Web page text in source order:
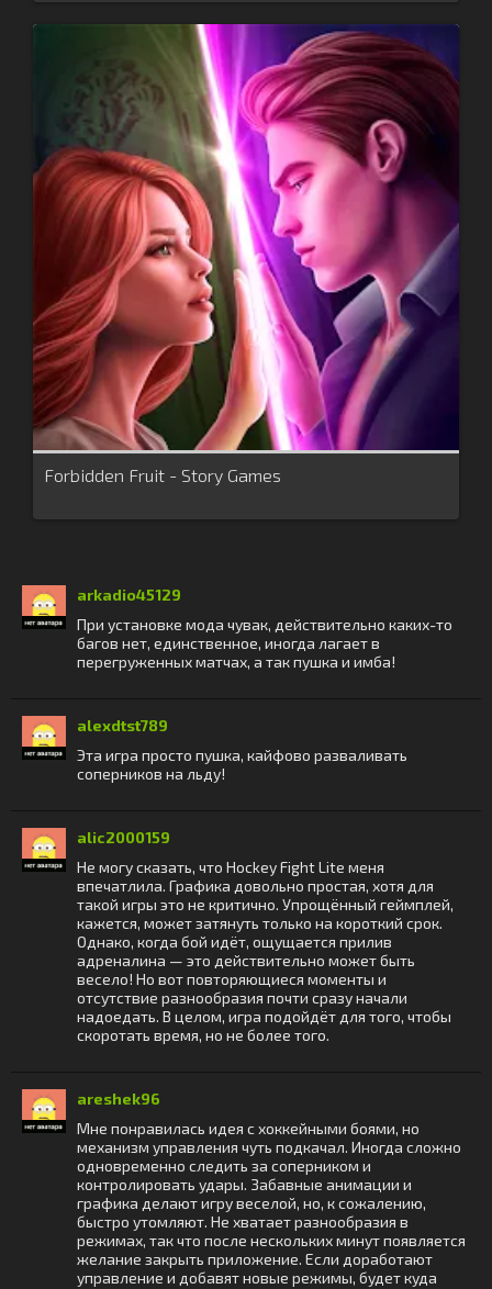
Forbidden Fruit - Story Games
arkadio45129
При установке мода чувак, действительно каких-то
багов нет, единственное, иногда лагает в
перегруженных матчах, а так пушка и имба!
alexdtst789
Эта игра просто пушка, кайфово разваливать
соперников на льду!
alic2000159
Не могу сказать, что Hockey Fight Lite меня
впечатлила. Графика довольно простая, хотя для
такой игры это не критично. Упрощённый геймплей,
кажется, может затянуть только на короткий срок.
Однако, когда бой идёт, ощущается прилив
адреналина — это действительно может быть
весело! Но вот повторяющиеся моменты и
отсутствие разнообразия почти сразу начали
надоедать. В целом, игра подойдёт для того, чтобы
скоротать время, но не более того.
areshek96
Мне понравилась идея с хоккейными боями, но
механизм управления чуть подкачал. Иногда сложно
одновременно следить за соперником и
контролировать удары. Забавные анимации и
графика делают игру веселой, но, к сожалению,
быстро утомляют. Не хватает разнообразия в
режимах, так что после нескольких минут появляется
желание закрыть приложение. Если доработают
управление и добавят новые режимы, будет куда